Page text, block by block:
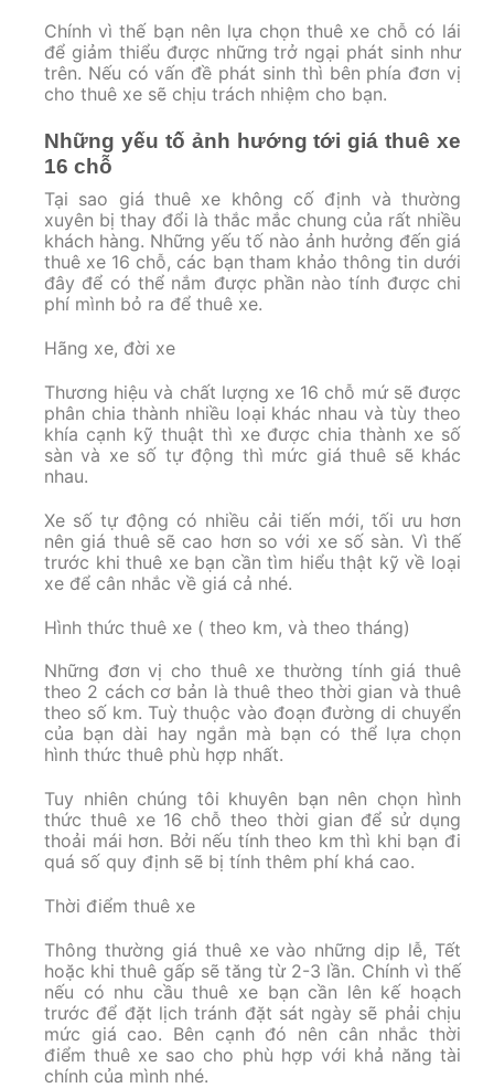
Chính vì thế bạn nên lựa chọn thuê xe chỗ có lái
để giảm thiểu được những trở ngại phát sinh như
trên. Nếu có vấn đề phát sinh thì bên phía đơn vị
cho thuê xe sẽ chịu trách nhiệm cho bạn.
Những yếu tố ảnh hướng tới giá thuê xe
16 chỗ
Tại sao giá thuê xe không cố định và thường
xuyên bị thay đổi là thắc mắc chung của rất nhiều
khách hàng. Những yếu tố nào ảnh hưởng đến giá
thuê xe 16 chỗ, các bạn tham khảo thông tin dưới
đây để có thể nắm được phần nào tính được chi
phí mình bỏ ra để thuê xe.
Hãng xe, đời xe
Thương hiệu và chất lượng xe 16 chỗ mứ sẽ được
phân chia thành nhiều loại khác nhau và tùy theo
khía cạnh kỹ thuật thì xe được chia thành xe số
sàn và xe số tự động thì mức giá thuê sẽ khác
nhau.
Xe số tự động có nhiều cải tiến mới, tối ưu hơn
nên giá thuê sẽ cao hơn so với xe số sàn. Vì thế
trước khi thuê xe bạn cần tìm hiểu thật kỹ về loại
xe để cân nhắc về giá cả nhé.
Hình thức thuê xe ( theo km, và theo tháng)
Những đơn vị cho thuê xe thường tính giá thuê
theo 2 cách cơ bản là thuê theo thời gian và thuê
theo số km. Tuỳ thuộc vào đoạn đường di chuyển
của bạn dài hay ngắn mà bạn có thể lựa chọn
hình thức thuê phù hợp nhất.
Tuy nhiên chúng tôi khuyên bạn nên chọn hình
thức thuê xe 16 chỗ theo thời gian để sử dụng
thoải mái hơn. Bởi nếu tính theo km thì khi bạn đi
quá số quy định sẽ bị tính thêm phí khá cao.
Thời điểm thuê xe
Thông thường giá thuê xe vào những dịp lễ, Tết
hoặc khi thuê gấp sẽ tăng từ 2-3 lần. Chính vì thế
nếu có nhu cầu thuê xe bạn cần lên kế hoạch
trước để đặt lịch tránh đặt sát ngày sẽ phải chịu
mức giá cao. Bên cạnh đó nên cân nhắc thời
điểm thuê xe sao cho phù hợp với khả năng tài
chính của mình nhé.